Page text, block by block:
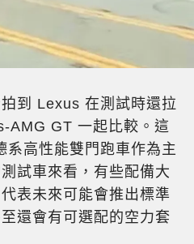
到 Lexus 在測試時還拉
AMG GT 一起比較。這
高性能雙門跑車作為主
試車來看，有些配備大
表未來可能會推出標準
還會有可選配的空力套